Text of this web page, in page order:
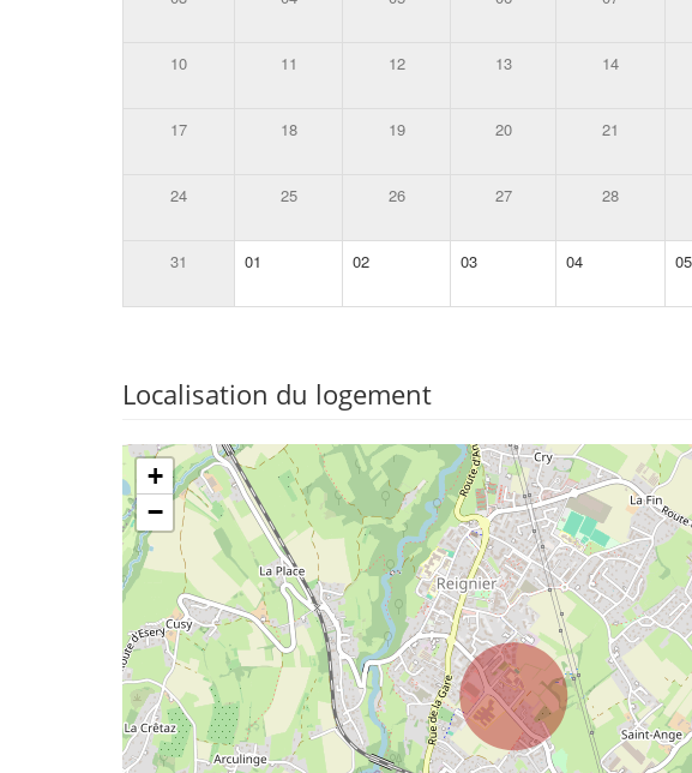
10 11 12 13 14
17 18 19 20 21
24 25 26 27 28
31 01 02 03 04 05
Localisation du logement
+
−